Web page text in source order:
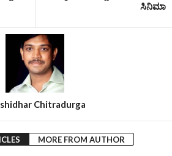
ಸಿನಿಮಾ
Chitradurga
MORE FROM AUTHOR